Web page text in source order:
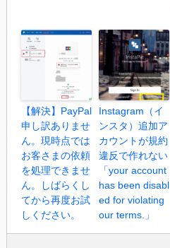
【解決】PayPal
申し訳ありませ
ん。現時点では
お客さまの依頼
を処理できませ
ん。しばらくし
てから再度お試
しください。
Instagram（イ
ンスタ）追加ア
カウントが規約
違反で作れない
「your account
has been disabl
ed for violating
our terms.」